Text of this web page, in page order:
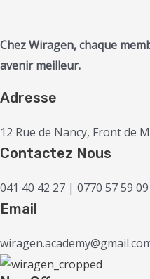
Chez Wiragen, chaque
avenir meilleur.
Adresse
12 Rue de Nancy, Front de
Contactez Nous
041 40 42 27 | 0770 57 59 09
Email